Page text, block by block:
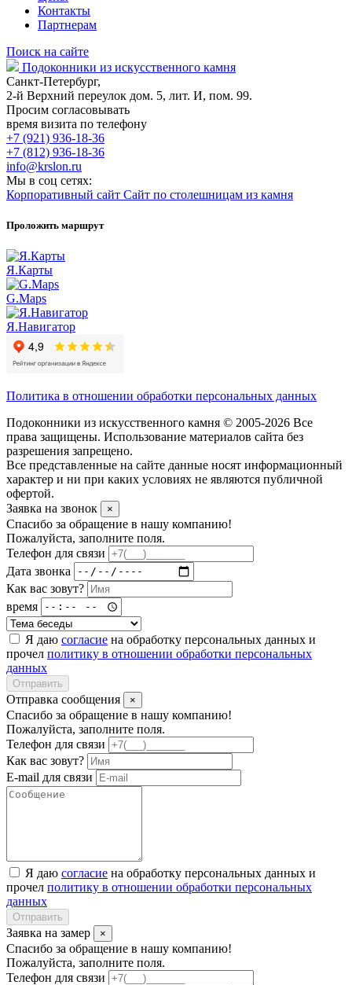
Контакты
Партнерам
Поиск на сайте
Подоконники из искусственного камня
Санкт-Петербург,
2-й Верхний переулок дом. 5, лит. И, пом. 99.
Просим согласовывать
время визита по телефону
+7 (921) 936-18-36
+7 (812) 936-18-36
info@krslon.ru
Мы в соц сетях:
Корпоративный сайт Сайт по столешницам из камня
Проложить маршрут
Я.Карты
G.Maps
Я.Навигатор
Политика в отношении обработки персональных данных
Подоконники из искусственного камня © 2005-2026 Все
права защищены. Использование материалов сайта без
разрешения запрещено.
Все представленные на сайте данные носят информационный
характер и ни при каких условиях не являются публичной
офертой.
Заявка на звонок
×
Спасибо за обращение в нашу компанию!
Пожалуйста, заполните поля.
Телефон для связи
Дата звонка
Как вас зовут?
время
Я даю согласие на обработку персональных данных и
прочел политику в отношении обработки персональных
данных
Отправить
Отправка сообщения ×
Спасибо за обращение в нашу компанию!
Пожалуйста, заполните поля.
Телефон для связи
Как вас зовут?
E-mail для связи
Я даю согласие на обработку персональных данных и
прочел политику в отношении обработки персональных
данных
Отправить
Заявка на замер ×
Спасибо за обращение в нашу компанию!
Пожалуйста, заполните поля.
Телефон для связи